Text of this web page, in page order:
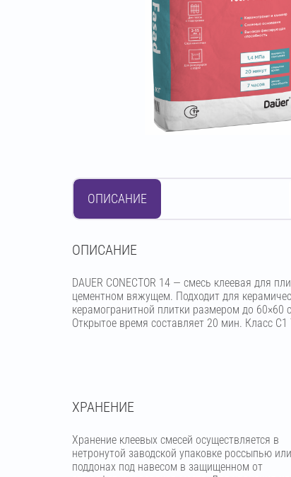
ОПИСАНИЕ
OПИСАНИЕ
DAUER CONECTOR 14 — смесь клеевая для
цементном вяжущем. Подходит для
керамогранитной плитки размером до 60×60
Открытое время составляет 20 мин. Класс C1
ХРАНЕНИЕ
Хранение клеевых смесей осуществляется в
нетронутой заводской упаковке россыпью
поддонах под навесом в защищенном от